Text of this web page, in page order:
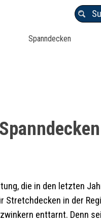
Spanndecken
die in den letzten
in der
enttarnt. Denn